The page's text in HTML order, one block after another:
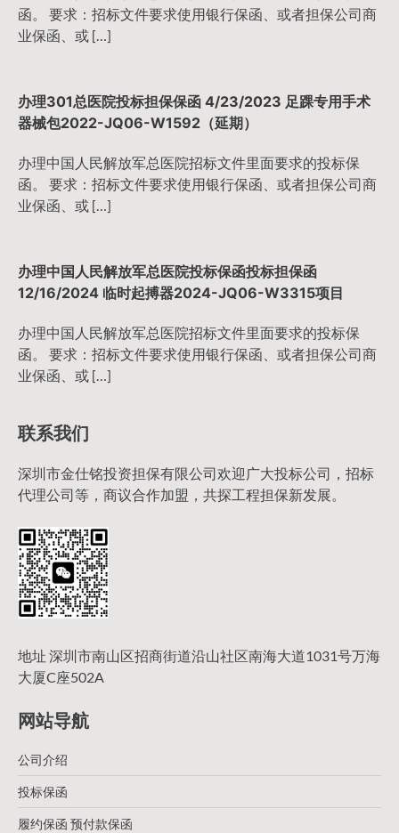
函。 要求：招标文件要求使用银行保函、或者担保公司商
业保函、或 […]
办理301总医院投标担保保函 4/23/2023 足踝专用手术
器械包2022-JQ06-W1592（延期）
办理中国人民解放军总医院招标文件里面要求的投标保
函。 要求：招标文件要求使用银行保函、或者担保公司商
业保函、或 […]
办理中国人民解放军总医院投标保函投标担保函
12/16/2024 临时起搏器2024-JQ06-W3315项目
办理中国人民解放军总医院招标文件里面要求的投标保
函。 要求：招标文件要求使用银行保函、或者担保公司商
业保函、或 […]
联系我们
深圳市金仕铭投资担保有限公司欢迎广大投标公司，招标
代理公司等，商议合作加盟，共探工程担保新发展。
地址 深圳市南山区招商街道沿山社区南海大道1031号万海
大厦C座502A
网站导航
公司介绍
投标保函
履约保函 预付款保函